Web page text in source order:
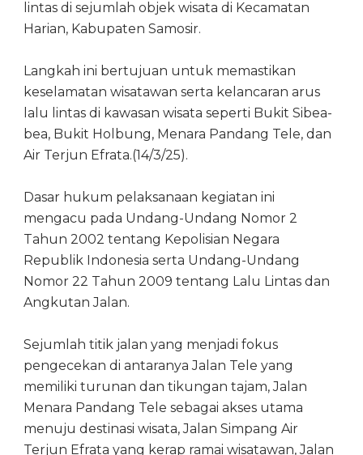
lintas di sejumlah objek wisata di Kecamatan
Harian, Kabupaten Samosir.
Langkah ini bertujuan untuk memastikan
keselamatan wisatawan serta kelancaran arus
lalu lintas di kawasan wisata seperti Bukit Sibea-
bea, Bukit Holbung, Menara Pandang Tele, dan
Air Terjun Efrata.(14/3/25).
Dasar hukum pelaksanaan kegiatan ini
mengacu pada Undang-Undang Nomor 2
Tahun 2002 tentang Kepolisian Negara
Republik Indonesia serta Undang-Undang
Nomor 22 Tahun 2009 tentang Lalu Lintas dan
Angkutan Jalan.
Sejumlah titik jalan yang menjadi fokus
pengecekan di antaranya Jalan Tele yang
memiliki turunan dan tikungan tajam, Jalan
Menara Pandang Tele sebagai akses utama
menuju destinasi wisata, Jalan Simpang Air
Terjun Efrata yang kerap ramai wisatawan, Jalan